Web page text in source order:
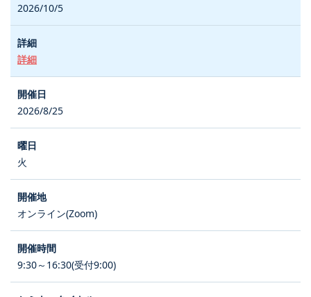
2026/10/5
詳細
2026/8/25
火
オンライン(Zoom)
9:30～16:30(受付9:00)